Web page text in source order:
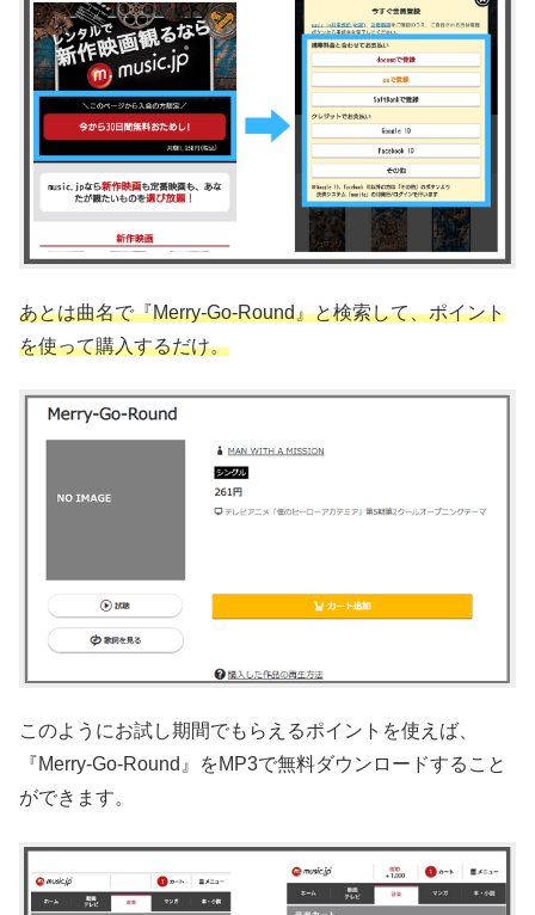
あとは曲名で『Merry-Go-Round』と検索して、ポイント
を使って購入するだけ。
このようにお試し期間でもらえるポイントを使えば、
『Merry-Go-Round』をMP3で無料ダウンロードすること
ができます。